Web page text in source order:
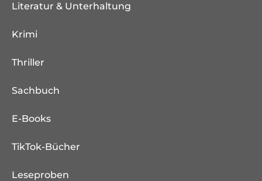
Literatur & Unterhaltung
Krimi
Thriller
Sachbuch
E-Books
TikTok-Bücher
Leseproben